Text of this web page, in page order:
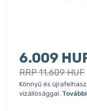
6.009
RRP 11.609 HUF
Könnyű és
vízállósággal.